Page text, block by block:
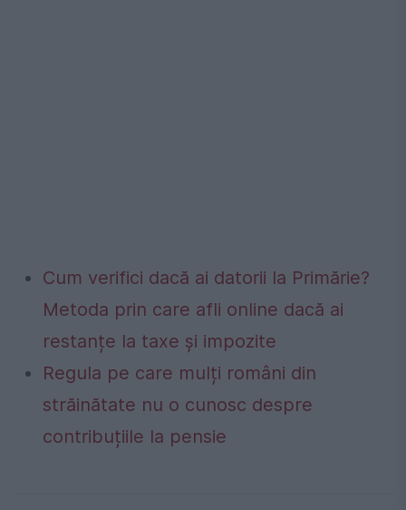
Cum verifici dacă ai datorii la Primărie?
Metoda prin care afli online dacă ai
restanțe la taxe și impozite
Regula pe care mulți români din
străinătate nu o cunosc despre
contribuțiile la pensie